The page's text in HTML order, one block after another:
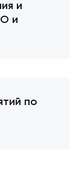
и
и
по